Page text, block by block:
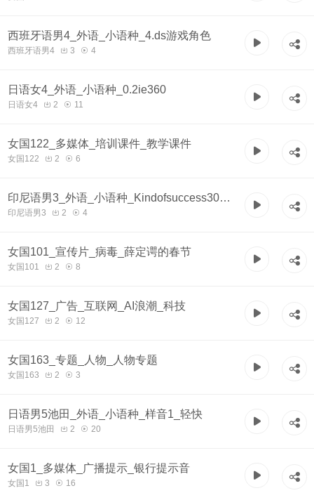
西班牙语男4_外语_小语种_4.ds游戏角色
西班牙语男4 3 4
日语女4_外语_小语种_0.2ie360
日语女4 2 11
女国122_多媒体_培训课件_教学课件
女国122 2 6
印尼语男3_外语_小语种_Kindofsuccess300
每分_成熟
印尼语男3 2 4
女国101_宣传片_病毒_薛定谔的春节
女国101 2 8
女国127_广告_互联网_AI浪潮_科技
女国127 2 12
女国163_专题_人物_人物专题
女国163 2 3
日语男5池田_外语_小语种_样音1_轻快
日语男5池田 2 20
女国1_多媒体_广播提示_银行提示音
女国1 3 16